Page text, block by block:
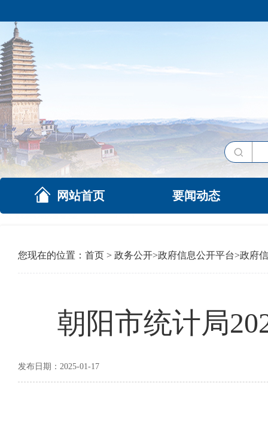
网站首页 要闻动态
您现在的位置： 首页 > 政务公开>政府信息公开平台>政府
朝阳市统计局
发布日期：2025-01-17